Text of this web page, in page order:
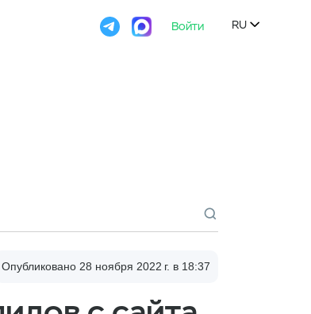
Войти RU 

Опубликовано 28 ноября 2022 г. в 18:37